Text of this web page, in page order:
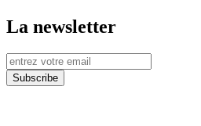
La newsletter